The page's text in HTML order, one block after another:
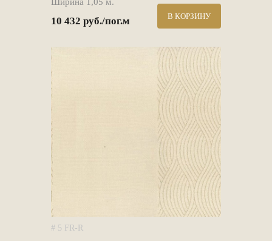
10 432 руб./пог.м В КОРЗИНУ
# 5 FR-R